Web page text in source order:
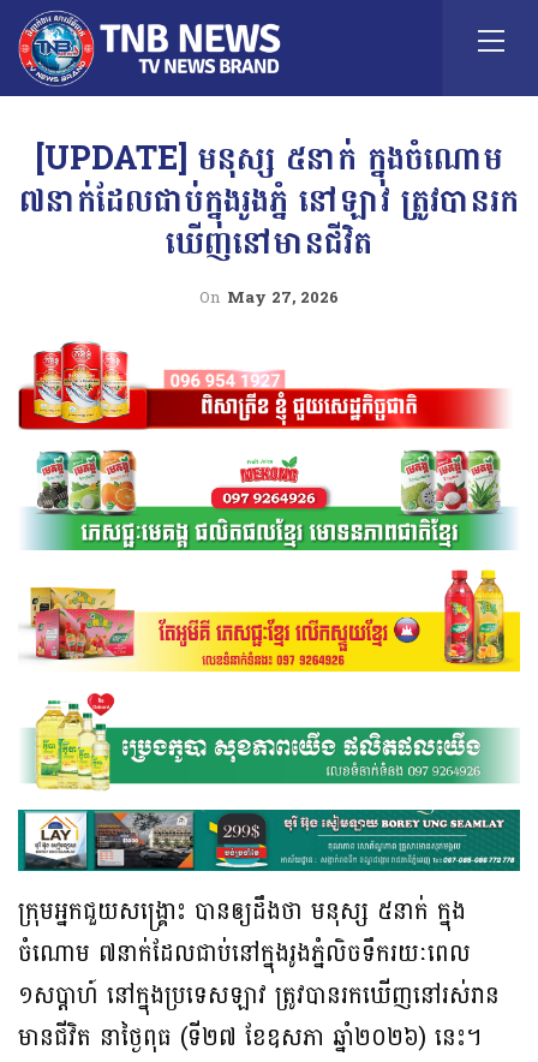
[UPDATE] មនុស្ស ៥នាក់ ក្នុងចំណោម
៧នាក់ដែលជាប់ក្នុងរូងភ្នំ នៅ​ឡាវ ត្រូវបានរក
ឃើញនៅមានជីវិត
On May 27, 2026
ក្រុម​អ្នកជួយសង្គ្រោះ បានឲ្យ​ដឹង​ថា មនុស្ស ៥នាក់ ក្នុង
ចំណោម ៧នាក់ដែលជាប់នៅក្នុងរូងភ្នំលិចទឹករយៈពេល
១សប្តាហ៍ នៅក្នុងប្រទេសឡាវ ត្រូវបានរកឃើញនៅរស់រាន
មានជីវិត នា​ថ្ងៃពុធ (ទី២៧ ខែឧសភា ឆ្នាំ២០២៦) នេះ។